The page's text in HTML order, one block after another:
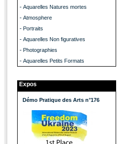
- Aquarelles Natures mortes
- Atmosphere
- Portraits
- Aquarelles Non figuratives
- Photographies
- Aquarelles Petits Formats
Expos
Démo Pratique des Arts n°176